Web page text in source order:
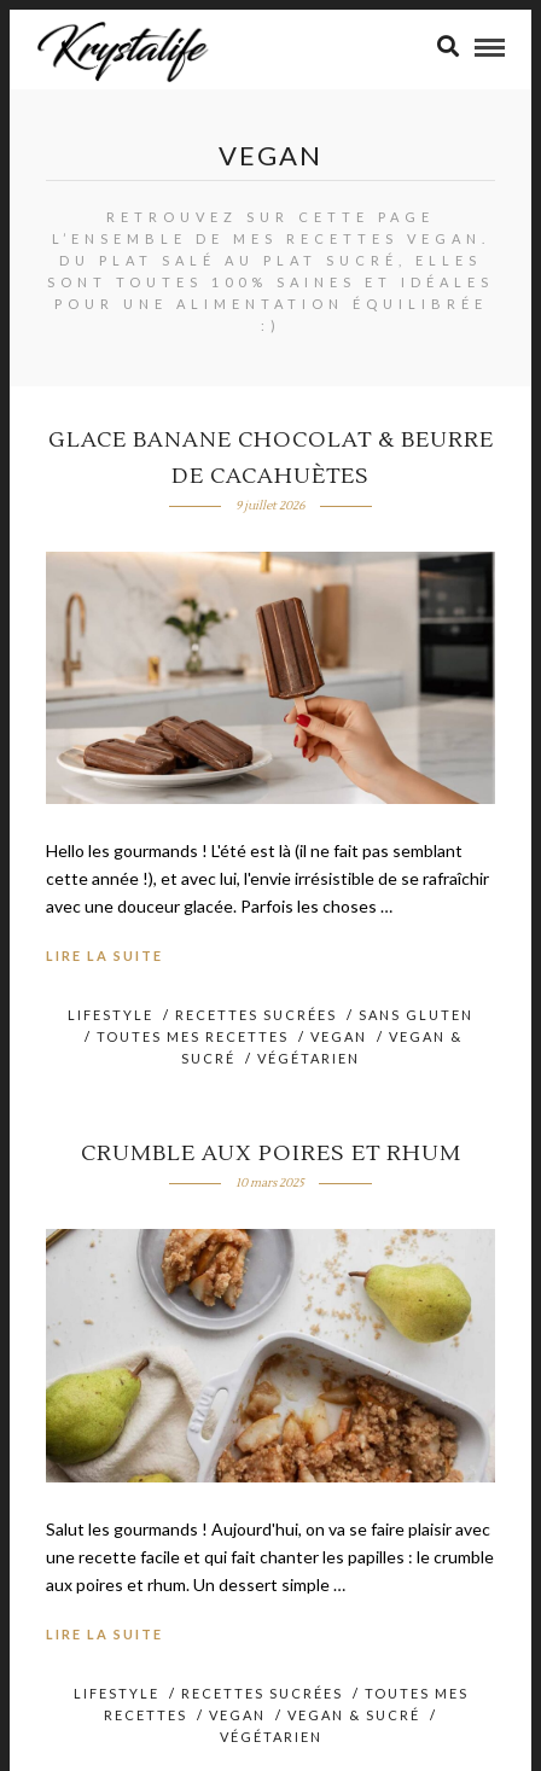
VEGAN
RETROUVEZ SUR CETTE PAGE
L’ENSEMBLE DE MES RECETTES VEGAN.
DU PLAT SALÉ AU PLAT SUCRÉ, ELLES
SONT TOUTES 100% SAINES ET IDÉALES
POUR UNE ALIMENTATION ÉQUILIBRÉE
:)
GLACE BANANE CHOCOLAT & BEURRE
DE CACAHUÈTES
9 juillet 2026
Hello les gourmands ! L'été est là (il ne fait pas semblant
cette année !), et avec lui, l'envie irrésistible de se rafraîchir
avec une douceur glacée. Parfois les choses …
LIRE LA SUITE
LIFESTYLE / RECETTES SUCRÉES / SANS GLUTEN
/ TOUTES MES RECETTES / VEGAN / VEGAN &
SUCRÉ
/ VÉGÉTARIEN
CRUMBLE AUX POIRES ET RHUM
10 mars 2025
Salut les gourmands ! Aujourd'hui, on va se faire plaisir avec
une recette facile et qui fait chanter les papilles : le crumble
aux poires et rhum. Un dessert simple …
LIRE LA SUITE
LIFESTYLE / RECETTES SUCRÉES / TOUTES MES
RECETTES
/ VEGAN / VEGAN & SUCRÉ
/
VÉGÉTARIEN